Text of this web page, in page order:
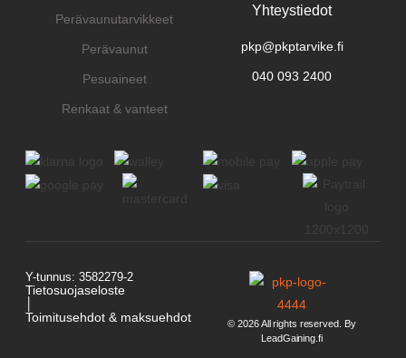
Perävaunutarvikkeet
Perävaunut
Pesuaineet
Renkaat & vanteet
Yhteystiedot
pkp@pkptarvike.fi
040 093 2400
© 2026 All rights reserved. By
LeadGaining.fi
Y-tunnus: 3582279-2
Tietosuojaseloste
Toimitusehdot & maksuehdot